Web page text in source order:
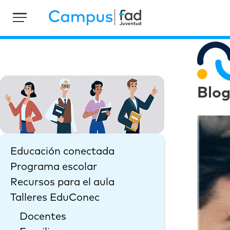
Educación conectada
Programa escolar
Recursos para el aula
Talleres EduConec
Docentes
Blog